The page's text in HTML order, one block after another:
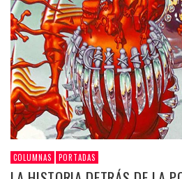
COLUMNAS PORTADAS